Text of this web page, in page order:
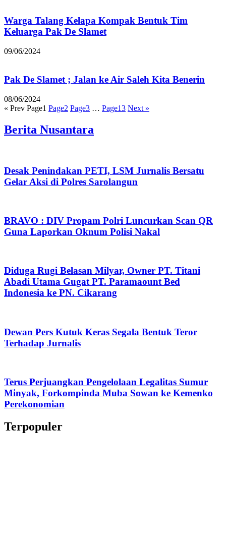
Warga Talang Kelapa Kompak Bentuk Tim
Keluarga Pak De Slamet
09/06/2024
Pak De Slamet ; Jalan ke Air Saleh Kita Benerin
08/06/2024
« Prev Page1 Page2 Page3 … Page13 Next »
Berita Nusantara
Desak Penindakan PETI, LSM Jurnalis Bersatu
Gelar Aksi di Polres Sarolangun
BRAVO : DIV Propam Polri Luncurkan Scan QR
Guna Laporkan Oknum Polisi Nakal
Diduga Rugi Belasan Milyar, Owner PT. Titani
Abadi Utama Gugat PT. Paramaount Bed
Indonesia ke PN. Cikarang
Dewan Pers Kutuk Keras Segala Bentuk Teror
Terhadap Jurnalis
Terus Perjuangkan Pengelolaan Legalitas Sumur
Minyak, Forkompinda Muba Sowan ke Kemenko
Perekonomian
Terpopuler